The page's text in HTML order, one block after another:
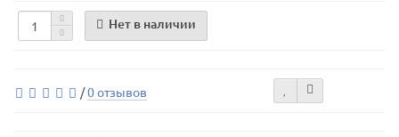
Нет в наличии
/0 отзывов